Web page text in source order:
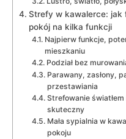
Strefy w kawalerce: jak
pokój na kilka funkcji
Najpierw funkcje,
mieszkaniu
Podział bez
Parawany, zasłony,
przestawiania
Strefowanie światłem
skuteczny
Mała sypialnia w
pokoju